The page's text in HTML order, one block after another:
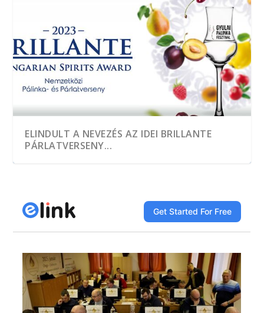
ELINDULT A NEVEZÉS AZ IDEI BRILLANTE
PÁRLATVERSENY...